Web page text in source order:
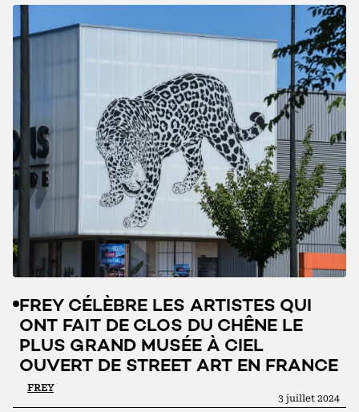
FREY CÉLÈBRE LES ARTISTES QUI
ONT FAIT DE CLOS DU CHÊNE LE
PLUS GRAND MUSÉE À CIEL
OUVERT DE STREET ART EN FRANCE
FREY
3 juillet 2024